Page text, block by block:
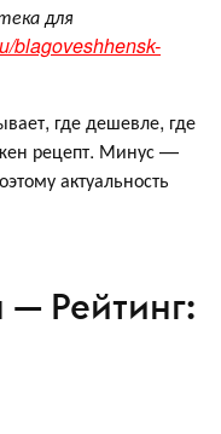
для
blagoveshhensk-
где дешевле, где
рецепт. Минус —
актуальность
Рейтинг: